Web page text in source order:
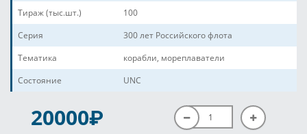
Тираж (тыс.шт.)
100
Серия
300 лет Российского флота
Тематика
корабли, мореплаватели
Состояние
UNC
20000P